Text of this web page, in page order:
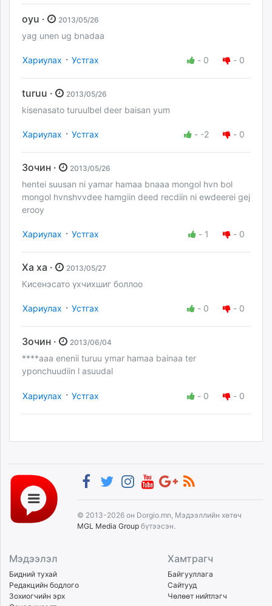
oyu · 2013/05/26
yag unen ug bnadaa
Хариулах · Устгах - 0 - 0
turuu · 2013/05/26
kisenasato turuulbel deer baisan yum
Хариулах · Устгах - -2 - 0
Зочин · 2013/05/26
hentei suusan ni yamar hamaa bnaaa mongol hvn bol
mongol hvnshvvdee hamgiin deed recdiin ni ewdeerei gej
erooy
Хариулах · Устгах - 1 - 0
Ха ха · 2013/05/27
Кисенэсато үхчихшиг боллоо
Хариулах · Устгах - 0 - 0
Зочин · 2013/06/04
****aaa enenii turuu ymar hamaa bainaa ter
yponchuudiin l asuudal
Хариулах · Устгах - 0 - 0
© 2013-2026 он Dorgio.mn, Мэдээллийн хөтөч
MGL Media Group бүтээсэн.
Мэдээлэл
Бидний тухай
Редакцийн бодлого
Зохиогчийн эрх
Хамтрагч
Байгууллага
Сайтууд
Чөлөөт нийтлэгч